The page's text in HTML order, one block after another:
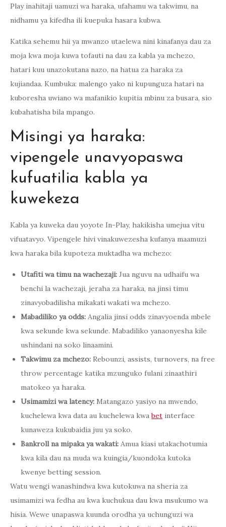
Play inahitaji uamuzi wa haraka, ufahamu wa takwimu, na
nidhamu ya kifedha ili kuepuka hasara kubwa.
Katika sehemu hii ya mwanzo utaelewa nini kinafanya dau za
moja kwa moja kuwa tofauti na dau za kabla ya mchezo,
hatari kuu unazokutana nazo, na hatua za haraka za
kujiandaa. Kumbuka: malengo yako ni kupunguza hatari na
kuboresha uwiano wa mafanikio kupitia mbinu za busara, sio
kubahatisha bila mpango.
Misingi ya haraka:
vipengele unavyopaswa
kufuatilia kabla ya
kuwekeza
Kabla ya kuweka dau yoyote In-Play, hakikisha umejua vitu
vifuatavyo. Vipengele hivi vinakuwezesha kufanya maamuzi
kwa haraka bila kupoteza muktadha wa mchezo:
Utafiti wa timu na wachezaji: Jua nguvu na udhaifu wa
benchi la wachezaji, jeraha za haraka, na jinsi timu
zinavyobadilisha mikakati wakati wa mchezo.
Mabadiliko ya odds: Angalia jinsi odds zinavyoenda mbele
kwa sekunde kwa sekunde. Mabadiliko yanaonyesha kile
ushindani na soko linaamini.
Takwimu za mchezo: Rebounzi, assists, turnovers, na free
throw percentage katika mzunguko fulani zinaathiri
matokeo ya haraka.
Usimamizi wa latency: Matangazo yasiyo na mwendo,
kuchelewa kwa data au kuchelewa kwabet interface
kunaweza kukubaidia juu ya soko.
Bankroll na mipaka ya wakati: Amua kiasi utakachotumia
kwa kila dau na muda wa kuingia/kuondoka kutoka
kwenye betting session.
Watu wengi wanashindwa kwa kutokuwa na sheria za
usimamizi wa fedha au kwa kuchukua dau kwa msukumo wa
hisia. Wewe unapaswa kuunda orodha ya uchunguzi wa